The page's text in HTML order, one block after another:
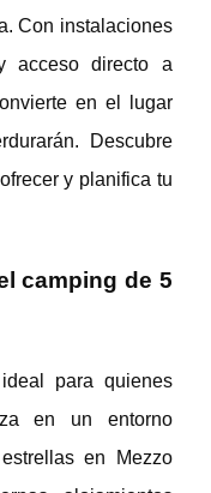
Con instalaciones
acceso directo a
en el lugar
Descubre
y planifica tu
camping de 5
para quienes
en un entorno
en Mezzo